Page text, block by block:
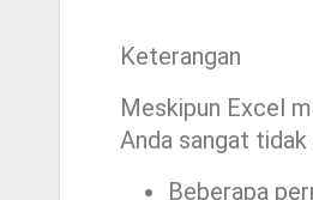
Keterangan
Meskipun Excel
Anda sangat tidak
Beberapa